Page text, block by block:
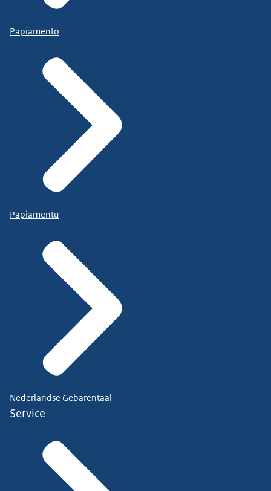
Papiamento
Papiamentu
Nederlandse Gebarentaal
Service